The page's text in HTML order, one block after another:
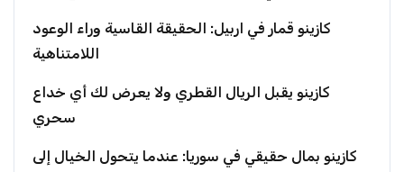
كازينو قمار في اربيل: الحقيقة القاسية وراء الوعود
اللامتناهية
كازينو يقبل الريال القطري ولا يعرض لك أي خداع
سحري
كازينو بمال حقيقي في سوريا: عندما يتحول الخيال إلى